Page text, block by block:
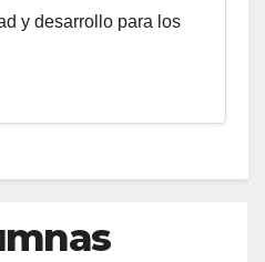
y desarrollo para los